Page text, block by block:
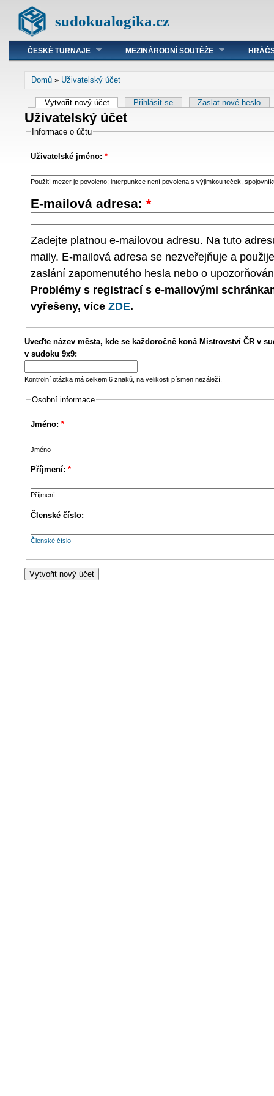
sudokualogika.cz
ČESKÉ TURNAJE MEZINÁRODNÍ SOUTĚŽE
Domů » Uživatelský účet
Vytvořit nový účet Přihlásit se Zaslat nové heslo
Uživatelský účet
Informace o účtu
Uživatelské jméno: *
Použití mezer je povoleno; interpunkce není povolena s výjimkou teček,
E-mailová adresa: *
Zadejte platnou e-mailovou adresu. Na tuto
maily. E-mailová adresa se nezveřejňuje a
zaslání zapomenutého hesla nebo o
Problémy s registrací s e-mailovými
vyřešeny, více ZDE.
Uveďte název města, kde se každoročně koná Mistrovství ČR v
v sudoku 9x9:
Kontrolní otázka má celkem 6 znaků, na velikosti písmen nezáleží.
Osobní informace
Jméno: *
Jméno
Příjmení: *
Příjmení
Členské číslo:
Členské číslo